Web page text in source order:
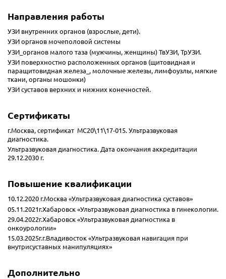
Направления работы
УЗИ внутренних органов (взрослые, дети).
УЗИ органов мочеполовой системы
УЗИ_органов малого таза (мужчины, женщины) ТвУЗИ, ТрУЗИ.
УЗИ поверхностно расположенных органов (щитовидная и
паращитовидная железа_, молочные железы, лимфоузлы, мягкие
ткани, органы мошонки)
УЗИ суставов верхних и нижних конечностей.
Сертификаты
г.Москва, сертификат МС20\11\17-015. Ультразвуковая
диагностика.
Ультразвуковая диагностика. Дата окончания аккредитации
29.12.2030 г.
Повышение квалификации
10.12.2020 г.Москва «Ультразвуковая диагностика суставов»
05.11.2021г.Хабаровск «Ультразвуковая диагностика в гинекологии.
29.04.2022г.Хабаровск «Ультразвуковая диагностика в
онкоурологии»
15.03.2025г.г.Владивосток «Ультразвуковая навигация при
внутрисуставных манипуляциях»
Дополнительно